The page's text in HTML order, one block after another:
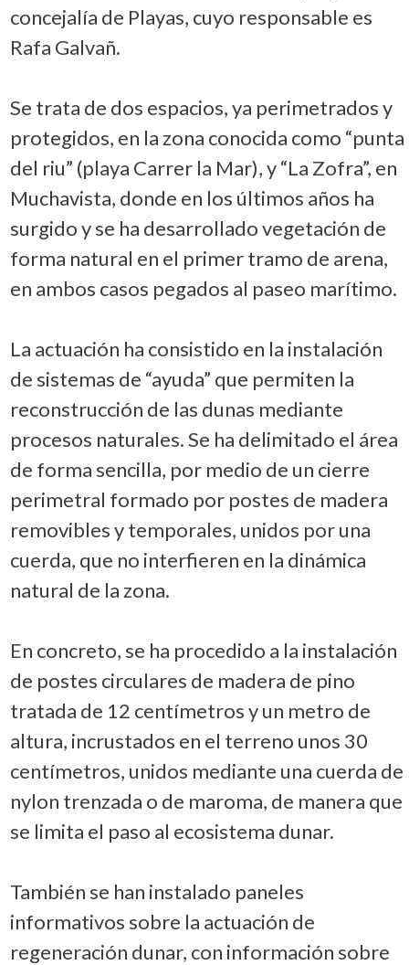
concejalía de Playas, cuyo responsable es
Rafa Galvañ.
Se trata de dos espacios, ya perimetrados y
protegidos, en la zona conocida como “punta
del riu” (playa Carrer la Mar), y “La Zofra”, en
Muchavista, donde en los últimos años ha
surgido y se ha desarrollado vegetación de
forma natural en el primer tramo de arena,
en ambos casos pegados al paseo marítimo.
La actuación ha consistido en la instalación
de sistemas de “ayuda” que permiten la
reconstrucción de las dunas mediante
procesos naturales. Se ha delimitado el área
de forma sencilla, por medio de un cierre
perimetral formado por postes de madera
removibles y temporales, unidos por una
cuerda, que no interfieren en la dinámica
natural de la zona.
En concreto, se ha procedido a la instalación
de postes circulares de madera de pino
tratada de 12 centímetros y un metro de
altura, incrustados en el terreno unos 30
centímetros, unidos mediante una cuerda de
nylon trenzada o de maroma, de manera que
se limita el paso al ecosistema dunar.
También se han instalado paneles
informativos sobre la actuación de
regeneración dunar, con información sobre